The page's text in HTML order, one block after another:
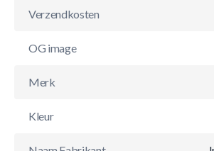
Verzendkosten
OG image
Merk
Kleur